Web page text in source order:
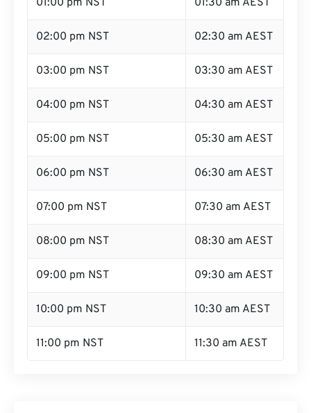
01:00 pm NST 01:30 am AEST
02:00 pm NST 02:30 am AEST
03:00 pm NST 03:30 am AEST
04:00 pm NST 04:30 am AEST
05:00 pm NST 05:30 am AEST
06:00 pm NST 06:30 am AEST
07:00 pm NST 07:30 am AEST
08:00 pm NST 08:30 am AEST
09:00 pm NST 09:30 am AEST
10:00 pm NST 10:30 am AEST
11:00 pm NST 11:30 am AEST